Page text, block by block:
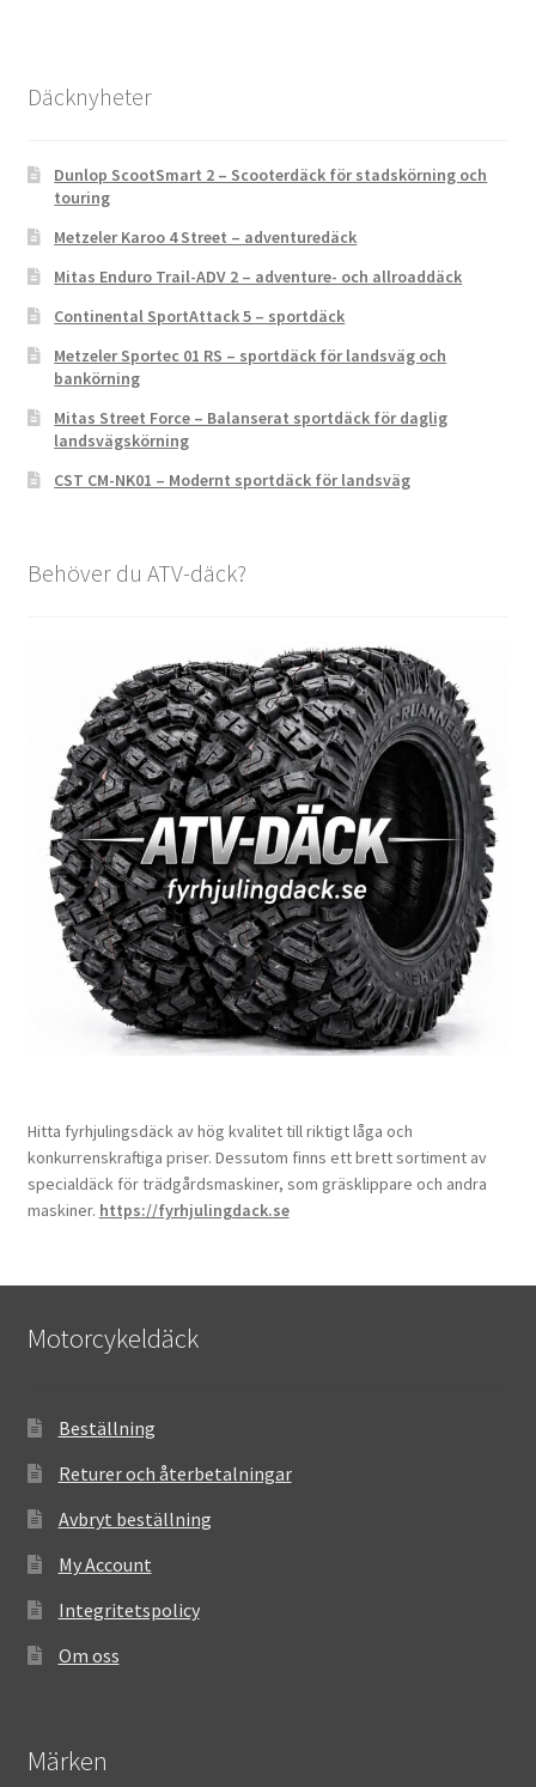
Däcknyheter
Dunlop ScootSmart 2 – Scooterdäck för stadskörning och
touring
Metzeler Karoo 4 Street – adventuredäck
Mitas Enduro Trail-ADV 2 – adventure- och allroaddäck
Continental SportAttack 5 – sportdäck
Metzeler Sportec 01 RS – sportdäck för landsväg och
bankörning
Mitas Street Force – Balanserat sportdäck för daglig
landsvägskörning
CST CM-NK01 – Modernt sportdäck för landsväg
Behöver du ATV-däck?
Hitta fyrhjulingsdäck av hög kvalitet till riktigt låga och
konkurrenskraftiga priser. Dessutom finns ett brett sortiment av
specialdäck för trädgårdsmaskiner, som gräsklippare och andra
maskiner. https://fyrhjulingdack.se
Motorcykeldäck
Beställning
Returer och återbetalningar
Avbryt beställning
My Account
Integritetspolicy
Om oss
Märken